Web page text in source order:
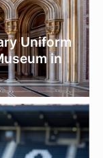
Uniform
in